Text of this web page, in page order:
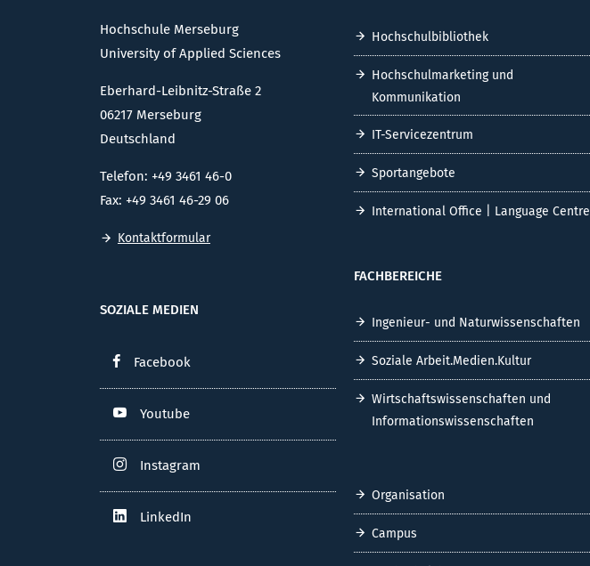
Hochschule Merseburg
University of Applied Sciences
Eberhard-Leibnitz-Straße 2
06217 Merseburg
Deutschland
Telefon: +49 3461 46-0
Fax: +49 3461 46-29 06
Kontaktformular
SOZIALE MEDIEN
Facebook
Youtube
Instagram
LinkedIn
Hochschulbibliothek
Hochschulmarketing und
Kommunikation
IT-Servicezentrum
Sportangebote
International Office | Language Centre
FACHBEREICHE
Ingenieur- und Naturwissenschaften
Soziale Arbeit.Medien.Kultur
Wirtschaftswissenschaften und
Informationswissenschaften
Organisation
Campus